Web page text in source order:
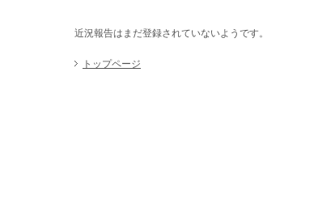
近況報告はまだ登録されていないようです。
トップページ